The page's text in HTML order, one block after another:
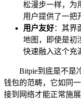
松漫步一样，为
用户提供了一把
用户友好：其界
地图，即使是初
快速融入这个充
Bitpie到底是不是
钱包的范畴，它如同
接到网络才能正常施